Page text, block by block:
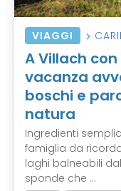
VIAGGI
A Villach
vacanza
boschi e
natura
Ingredienti
famiglia da
laghi balneabili
sponde che ...